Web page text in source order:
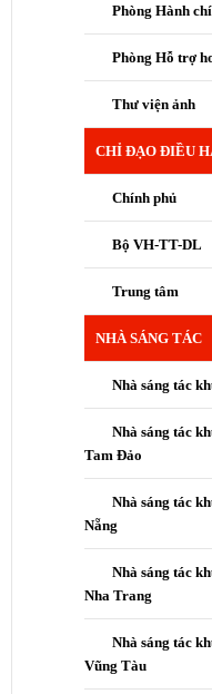
Phòng Hành
Phòng Hỗ trợ
Thư viện ảnh
CHỈ ĐẠO ĐIỀU
Chính phủ
Bộ VH-TT-DL
Trung tâm
NHÀ SÁNG TÁC
Nhà sáng tác
Nhà sáng tác
Tam Đảo
Nhà sáng tác
Nẵng
Nhà sáng tác
Nha Trang
Nhà sáng tác
Vũng Tàu